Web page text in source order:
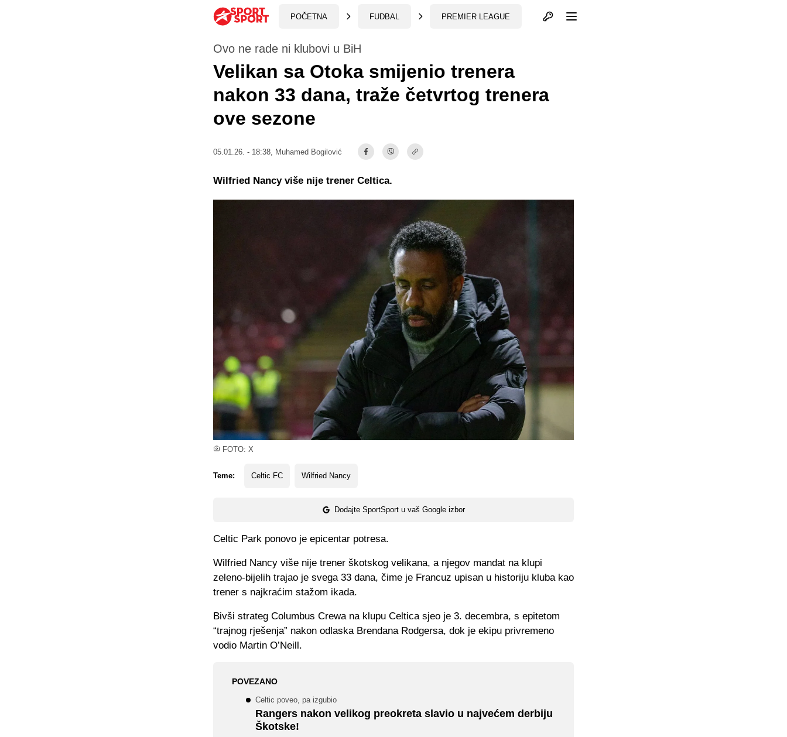
POČETNA FUDBAL PREMIER LEAGUE Otvori profil
FOTO: X
Ovo ne rade ni klubovi u BiH
Velikan sa Otoka smijenio trenera
nakon 33 dana, traže četvrtog trenera
ove sezone
05.01.26. - 18:38, Muhamed Bogilović
Teme: Celtic FC Wilfried Nancy
Dodajte SportSport u vaš Google izbor
Wilfried Nancy više nije trener Celtica.
Celtic Park ponovo je epicentar potresa.
Wilfried Nancy više nije trener škotskog velikana, a njegov mandat na klupi
zeleno-bijelih trajao je svega 33 dana, čime je Francuz upisan u historiju kluba kao
trener s najkraćim stažom ikada.
Bivši strateg Columbus Crewa na klupu Celtica sjeo je 3. decembra, s epitetom
“trajnog rješenja” nakon odlaska Brendana Rodgersa, dok je ekipu privremeno
vodio Martin O’Neill.
POVEZANO
Celtic poveo, pa izgubio
Rangers nakon velikog preokreta slavio u najvećem derbiju
Škotske!